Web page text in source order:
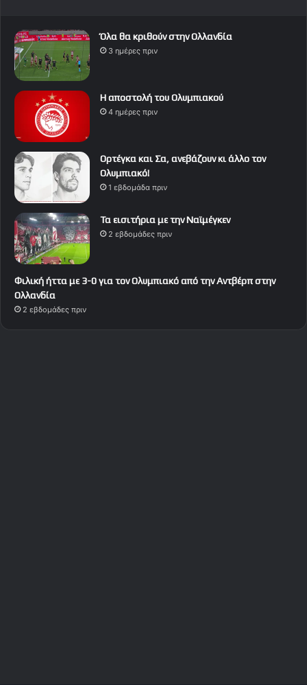
Όλα θα κριθούν στην Ολλανδία
3 ημέρες πριν
Η αποστολή του Ολυμπιακού
4 ημέρες πριν
Ορτέγκα και Σα, ανεβάζουν κι άλλο τον
Ολυμπιακό!
1 εβδομάδα πριν
Τα εισιτήρια με την Ναϊμέγκεν
2 εβδομάδες πριν
Φιλική ήττα με 3-0 για τον Ολυμπιακό από την Αντβέρπ στην
Ολλανδία
2 εβδομάδες πριν